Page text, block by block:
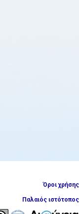
Όροι χρήσης
Παλαιός ιστότοπος